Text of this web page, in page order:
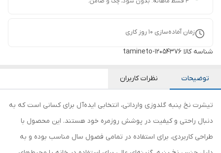
زمان آماده‌سازی 10 روز کاری
شناسه کالا tamineto-12054376
توضیحات نظرات کاربران
تیشرت نخ پنبه گلدوزی وارداتی، انتخابی ایده‌آل برای کسانی است که به
دنبال راحتی و کیفیت در پوشش روزمره خود هستند. این محصول با
طراحی کاربردی، برای استفاده در تمامی فصول سال مناسب بوده و به